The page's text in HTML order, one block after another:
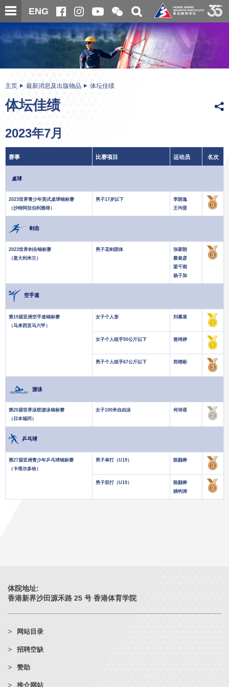
跳
至
内
ENG
开
合
微
信
二
维
码
关
搜
寻
内
主页 最新消息及出版物品 体坛佳绩
体坛佳绩
2023年7月
赛事 比赛项目 运动员 名次
桌球
2023世界青少年英式桌球锦标赛
（沙特阿拉伯利雅得）
男子17岁以下
李朗逸
王均晋
剑击
2023世界剑击锦标赛
（意大利米兰）
男子花剑团体
张家朗
蔡俊彦
梁千雨
杨子加
空手道
第19届亚洲空手道锦标赛
（马来西亚马六甲）
女子个人形 刘慕裳
女子个人组手50公斤以下 曾绮婷
男子个人组手67公斤以下 郑栩彬
游泳
第20届世界泳联游泳锦标赛
（日本福冈）
女子100米自由泳 何诗蓓
乒乓球
第27届亚洲青少年乒乓球锦标赛
（卡塔尔多哈）
男子单打（U19） 陈颢桦
男子双打（U19）
陈颢桦
姚钧涛
体院地址:
香港新界沙田源禾路 25 号 香港体育学院
网站目录
招聘空缺
赞助
推介网站